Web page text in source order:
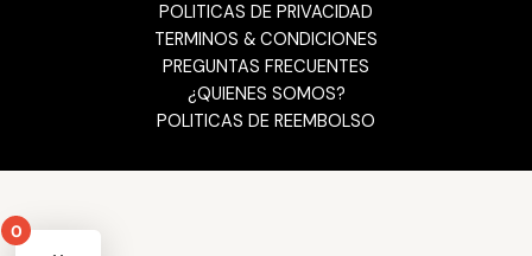
POLITICAS DE PRIVACIDAD
TERMINOS & CONDICIONES
PREGUNTAS FRECUENTES
¿QUIENES SOMOS?
POLITICAS DE REEMBOLSO
0